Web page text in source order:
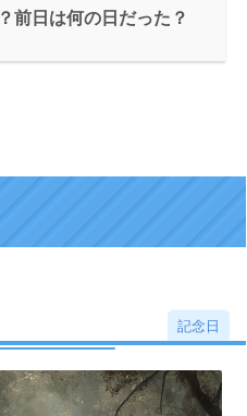
前日は何の日だった？
記念日